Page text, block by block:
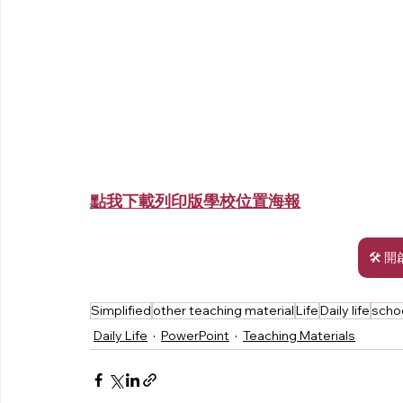
點我下載列印版學校位置海報
🛠 開
Simplifiedother teaching materialLifeDaily life
Daily Life
PowerPoint Teaching Materials